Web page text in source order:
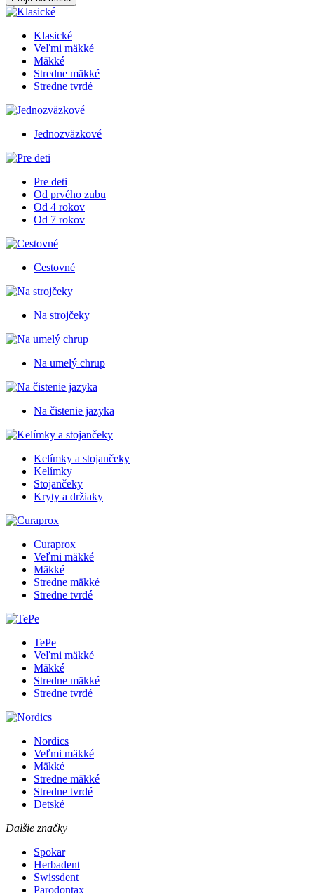
Klasické
Veľmi mäkké
Mäkké
Stredne mäkké
Stredne tvrdé
Jednozväzkové
Pre deti
Od prvého zubu
Od 4 rokov
Od 7 rokov
Cestovné
Na strojčeky
Na umelý chrup
Na čistenie jazyka
Kelímky a stojančeky
Kelímky
Stojančeky
Kryty a držiaky
Curaprox
Veľmi mäkké
Mäkké
Stredne mäkké
Stredne tvrdé
TePe
Veľmi mäkké
Mäkké
Stredne mäkké
Stredne tvrdé
Nordics
Veľmi mäkké
Mäkké
Stredne mäkké
Stredne tvrdé
Detské
Dalšie značky
Spokar
Herbadent
Swissdent
Parodontax